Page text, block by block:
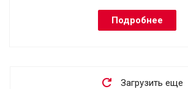
Подробнее
Загрузить еще